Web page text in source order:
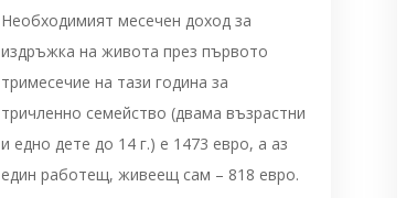
Необходимият месечен доход за
издръжка на живота през първото
тримесечие на тази година за
тричленно семейство (двама възрастни
и едно дете до 14 г.) е 1473 евро, а аз
един работещ, живеещ сам – 818 евро.